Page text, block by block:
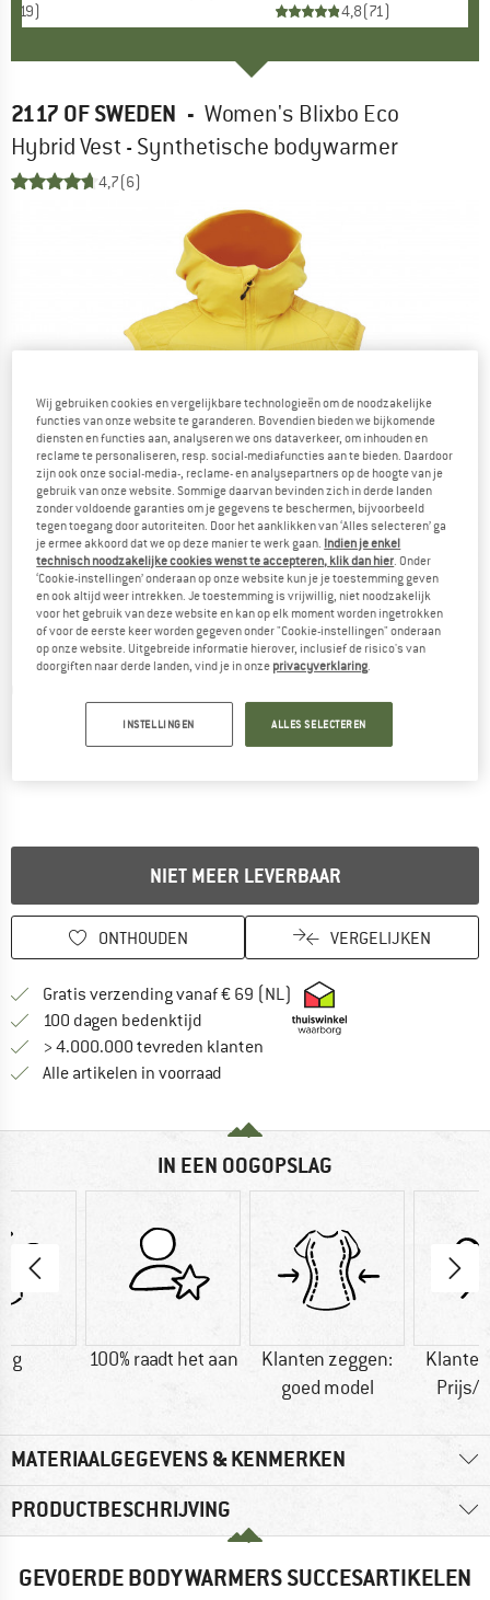
19)
4,8(71)
2117 OF SWEDEN - Women's Blixbo Eco
Hybrid Vest - Synthetische bodywarmer
4,7(6)
NIET MEER LEVERBAAR
ONTHOUDEN VERGELIJKEN
Gratis verzending vanaf € 69 (NL) Vind hier de
100 dagen bedenktijd Vind de betalingsinformatie hier!
> 4.000.000 tevreden klanten
Alle artikelen in voorraad
IN EEN OOGOPSLAG
g 100% raadt het aan
Klanten zeggen:
goed model
Prijs/
MATERIAALGEGEVENS & KENMERKEN
PRODUCTBESCHRIJVING
GEVOERDE BODYWARMERS SUCCESARTIKELEN
Wij gebruiken cookies en vergelijkbare technologieën om de noodzakelijke
functies van onze website te garanderen. Bovendien bieden we bijkomende
diensten en functies aan, analyseren we ons dataverkeer, om inhouden en
reclame te personaliseren, resp. social-mediafuncties aan te bieden. Daardoor
zijn ook onze social-media-, reclame- en analysepartners op de hoogte van je
gebruik van onze website. Sommige daarvan bevinden zich in derde landen
zonder voldoende garanties om je gegevens te beschermen, bijvoorbeeld
tegen toegang door autoriteiten. Door het aanklikken van ‘Alles selecteren’ ga
je ermee akkoord dat we op deze manier te werk gaan. Indien je enkel
technisch noodzakelijke cookies wenst te accepteren, klik dan hier. Onder
‘Cookie-instellingen’ onderaan op onze website kun je je toestemming geven
en ook altijd weer intrekken. Je toestemming is vrijwillig, niet noodzakelijk
voor het gebruik van deze website en kan op elk moment worden ingetrokken
of voor de eerste keer worden gegeven onder "Cookie-instellingen" onderaan
op onze website. Uitgebreide informatie hierover, inclusief de risico's van
doorgiften naar derde landen, vind je in onze privacyverklaring.
INSTELLINGEN ALLES SELECTEREN